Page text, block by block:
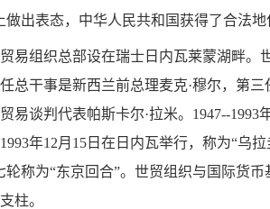
做出表态，中华人民共和国获得了合法地
易组织总部设在瑞士日内瓦莱蒙湖畔。
总干事是新西兰前总理麦克·穆尔，第
易谈判代表帕斯卡尔·拉米。1947--
年12月15日在日内瓦举行，称为“乌
轮称为“东京回合”。世贸组织与国际货
柱。